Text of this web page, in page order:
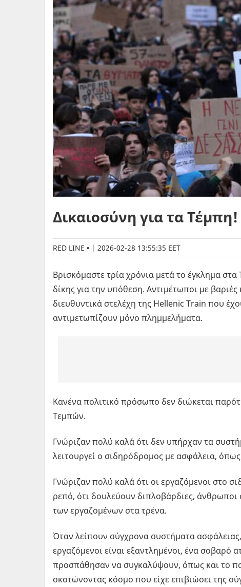
Δικαιοσύνη για τα
RED LINE | 2026-02-28 13:55:35 EET
Βρισκόμαστε τρία χρόνια μετά το έγκλημα
δίκης για την υπόθεση. Αντιμέτωποι με
διευθυντικά στελέχη της Hellenic Train που
αντιμετωπίζουν μόνο πλημμελήματα.
Κανένα πολιτικό πρόσωπο δεν διώκεται
Τεμπών.
Γνώριζαν πολύ καλά ότι δεν υπήρχαν τα
λειτουργεί ο σιδηρόδρομος με ασφάλεια,
Γνώριζαν πολύ καλά ότι οι εργαζόμενοι στο
ρεπό, ότι δουλεύουν διπλοβάρδιες, άνθρωποι
των εργαζομένων στα τρένα.
Όταν λείπουν σύγχρονα συστήματα
εργαζόμενοι είναι εξαντλημένοι, ένα σοβαρό
προσπάθησαν να συγκαλύψουν, όπως και το
σκοτώνοντας κόσμο που είχε επιβιώσει της